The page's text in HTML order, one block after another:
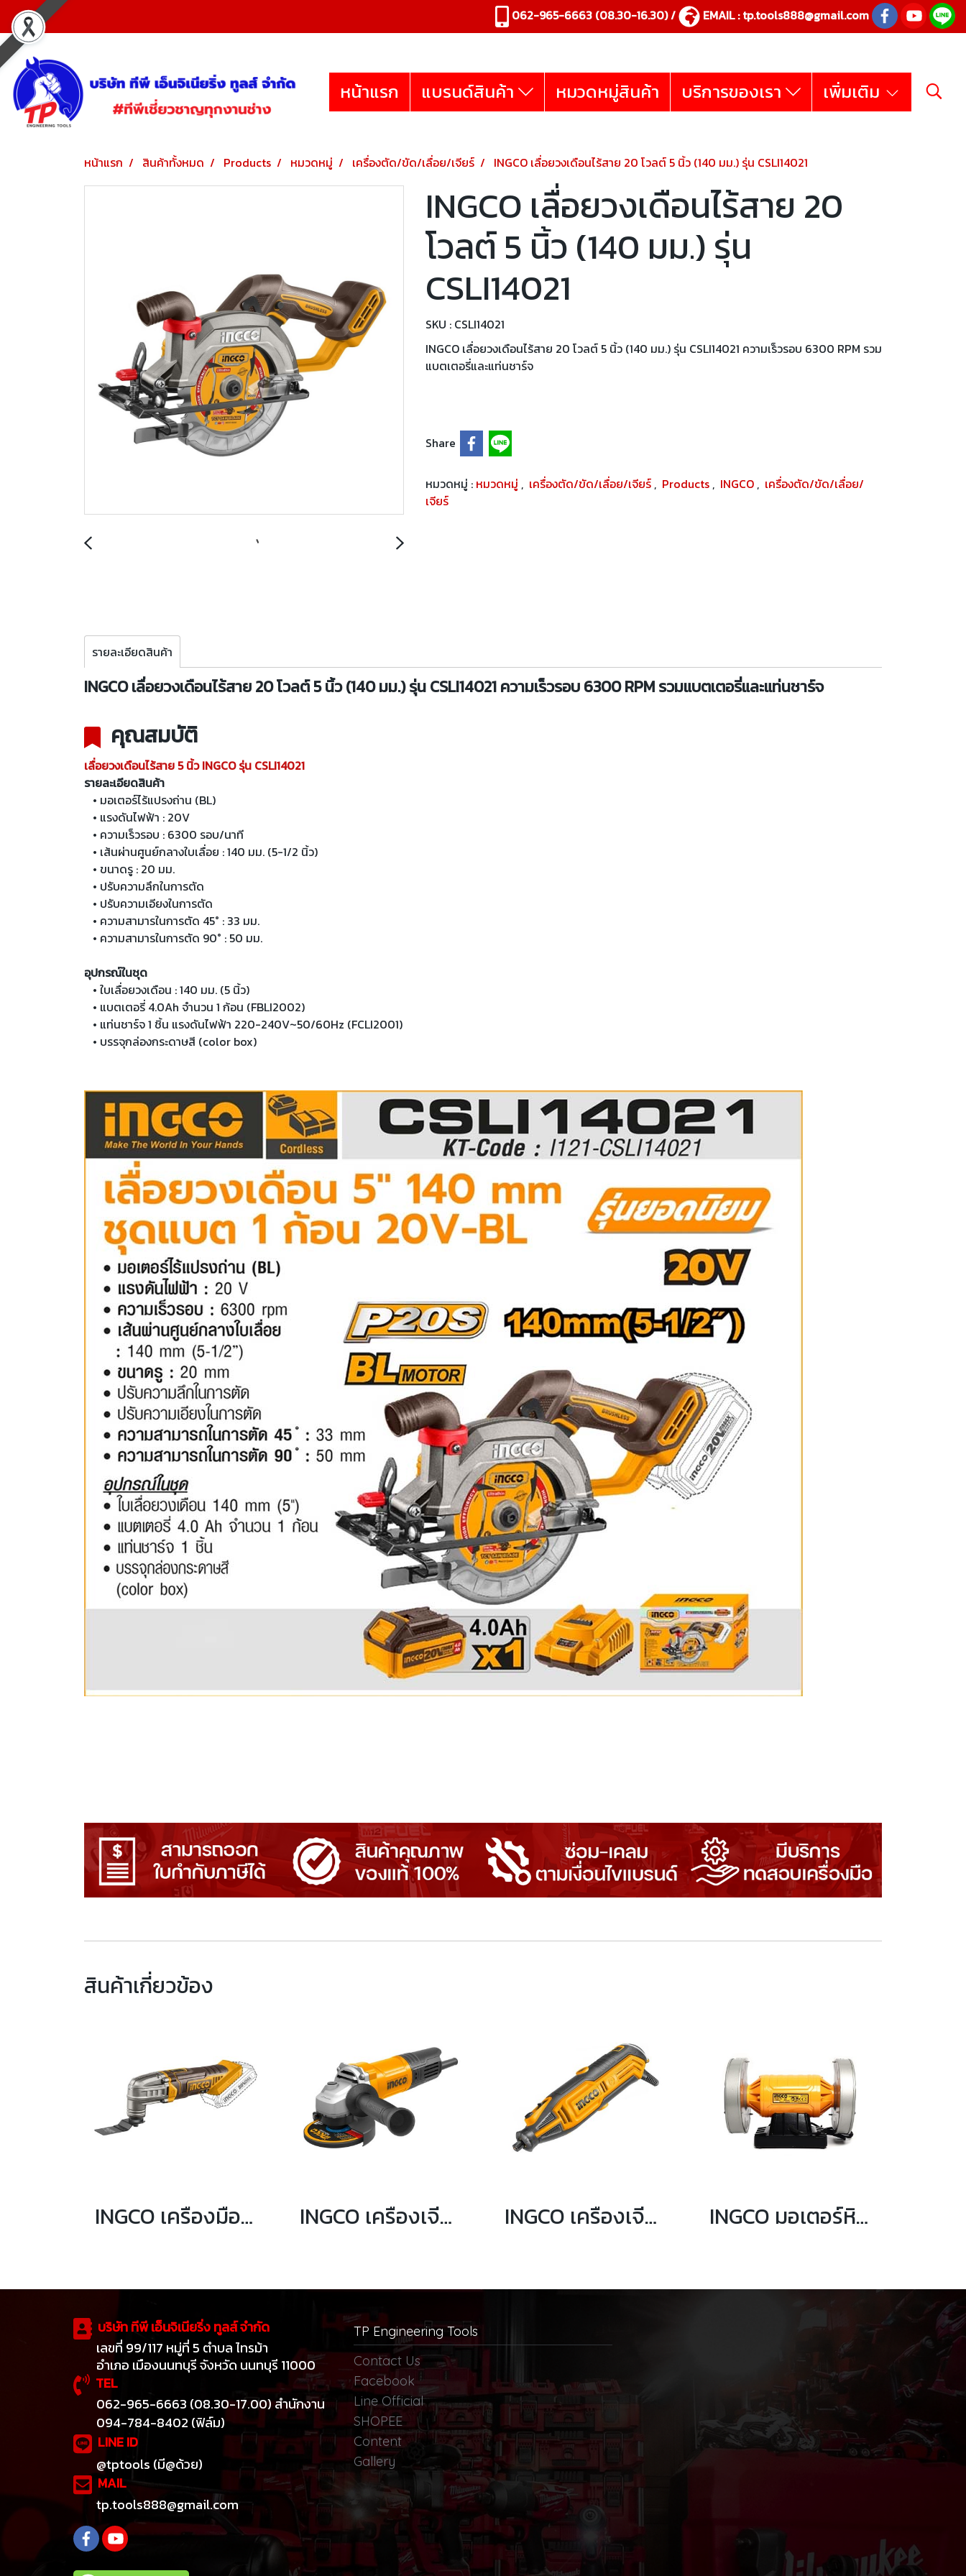
062-965-6663 (08.30-16.30) / EMAIL :tp.tools888@gmail.com
หน้าแรก แบรนด์สินค้า หมวดหมู่สินค้า บริการของเรา เพิ่มเติม
หน้าแรก สินค้าทั้งหมด Products หมวดหมู่ เครื่องตัด/ขัด/เลื่อย/เจียร์ INGCO เลื่อยวงเดือนไร้สาย 20 โวลต์ 5 นิ้ว (140 มม.) รุ่น CSLI14021
INGCO เลื่อยวงเดือนไร้สาย 20
โวลต์ 5 นิ้ว (140 มม.) รุ่น
CSLI14021
SKU : CSLI14021
INGCO เลื่อยวงเดือนไร้สาย 20 โวลต์ 5 นิ้ว (140 มม.) รุ่น CSLI14021 ความเร็วรอบ 6300 RPM รวม
แบตเตอรี่และแท่นชาร์จ
Share
หมวดหมู่ : หมวดหมู่ , เครื่องตัด/ขัด/เลื่อย/เจียร์ , Products , INGCO , เครื่องตัด/ขัด/เลื่อย/
เจียร์
รายละเอียดสินค้า
INGCO เลื่อยวงเดือนไร้สาย 20 โวลต์ 5 นิ้ว (140 มม.) รุ่น CSLI14021 ความเร็วรอบ 6300 RPM รวมแบตเตอรี่และแท่นชาร์จ
คุณสมบัติ
เลื่อยวงเดือนไร้สาย 5 นิ้ว INGCO รุ่น CSLI14021
รายละเอียดสินค้า
• มอเตอร์ไร้แปรงถ่าน (BL)
• แรงดันไฟฟ้า : 20V
• ความเร็วรอบ : 6300 รอบ/นาที
• เส้นผ่านศูนย์กลางใบเลื่อย : 140 มม. (5-1/2 นิ้ว)
• ขนาดรู : 20 มม.
• ปรับความลึกในการตัด
• ปรับความเอียงในการตัด
• ความสามารในการตัด 45° : 33 มม.
• ความสามารในการตัด 90° : 50 มม.
อุปกรณ์ในชุด
• ใบเลื่อยวงเดือน : 140 มม. (5 นิ้ว)
• แบตเตอรี่ 4.0Ah จำนวน 1 ก้อน (FBLI2002)
• แท่นชาร์จ 1 ชิ้น แรงดันไฟฟ้า 220-240V~50/60Hz (FCLI2001)
• บรรจุกล่องกระดาษสี (color box)
สินค้าเกี่ยวข้อง
INGCO เครื่องมืออเนกประสงค์ 20 โวลต์ รุ่น CMLI20228 INGCO เครื่องเจียร์ไฟฟ้า ขนาด 4 นิ้ว 900 วัตต์ รุ่น AG900282 INGCO เครื่องเจียร์สายอ่อน 130 วัตต์ พร้อมอุปกรณ์ 109 ชิ้น รุ่น MG13328 INGCO มอเตอร์หินไฟ ขนาด 8 นิ้ว รุ่น BG83502
บริษัท ทีพี เอ็นจิเนียริ่ง ทูลส์ จำกัด
เลขที่ 99/117 หมู่ที่ 5 ตำบล ไทรม้า
อำเภอ เมืองนนทบุรี จังหวัด นนทบุรี 11000
TEL
062-965-6663 (08.30-17.00) สำนักงาน
094-784-8402 (ฟิล์ม)
LINE ID
@tptools (มี@ด้วย)
MAIL
tp.tools888@gmail.com
TP Engineering Tools
Contact Us
Facebook
Line Official
SHOPEE
Content
Gallery